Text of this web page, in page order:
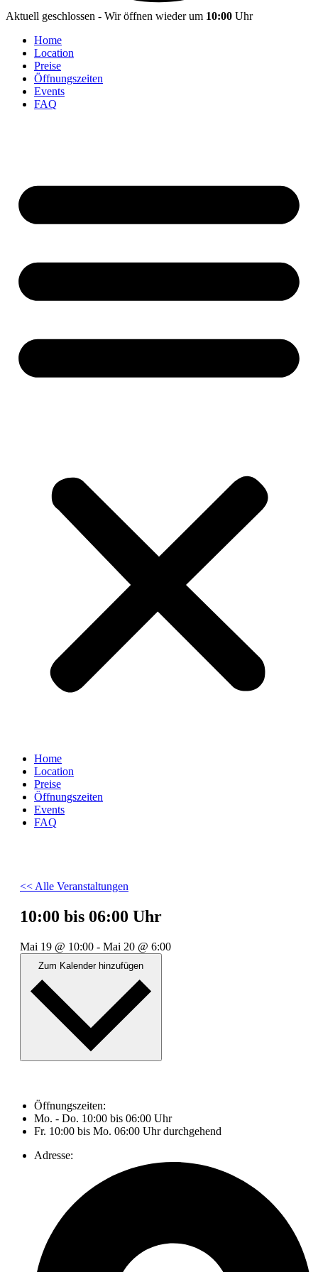
Aktuell geschlossen - Wir öffnen wieder um 10:00 Uhr
Home
Location
Preise
Öffnungszeiten
Events
FAQ
Home
Location
Preise
Öffnungszeiten
Events
FAQ
<< Alle Veranstaltungen
10:00 bis 06:00 Uhr
Mai 19 @ 10:00 - Mai 20 @ 6:00
Öffnungszeiten:
Mo. - Do. 10:00 bis 06:00 Uhr
Fr. 10:00 bis Mo. 06:00 Uhr durchgehend
Adresse: